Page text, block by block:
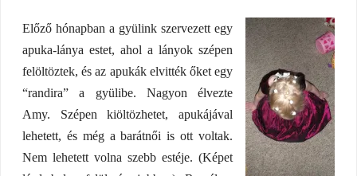
Előző hónapban a gyülink szervezett egy
apuka-lánya estet, ahol a lányok szépen
felöltöztek, és az apukák elvitték őket egy
“randira” a gyülibe. Nagyon élvezte
Amy. Szépen kiöltözhetet, apukájával
lehetett, és még a barátnői is ott voltak.
Nem lehetett volna szebb estéje. (Képet